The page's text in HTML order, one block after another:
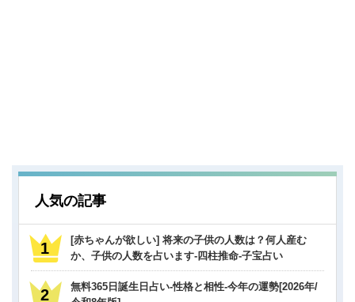
人気の記事
[赤ちゃんが欲しい] 将来の子供の人数は？何人産む
か、子供の人数を占います-四柱推命-子宝占い
無料365日誕生日占い-性格と相性-今年の運勢[2026年/